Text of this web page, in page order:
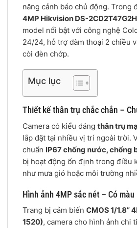
năng cảnh báo chủ động. Trong
4MP Hikvision DS-
model nổi bật với công nghệ
24/24, hỗ trợ đàm thoại 2 chiều
còi đèn chớp.
Mục lục
Thiết kế thân trụ chắc chắn –
Camera có kiểu dáng thân trụ
lắp đặt tại nhiều vị trí ngoài trời.
chuẩn IP67 chống nước, chống
bị hoạt động ổn định trong điều
như mưa gió hoặc môi trường
Hình ảnh 4MP sắc nét – Có
Trang bị cảm biến CMOS 1/1.8”
1520), camera cho hình ảnh chi